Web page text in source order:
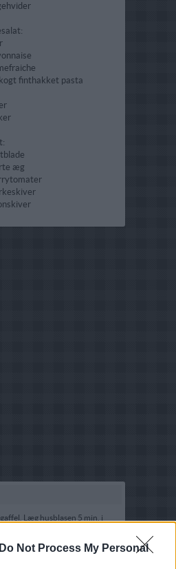
Do Not Process My Personal
finthakket pasta
æg
Læg husblasen 5 min. i
Rør saft af en ½ citron i den
den i makrelmosen sammen